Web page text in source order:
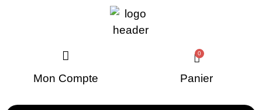
Mon Compte
0
Panier